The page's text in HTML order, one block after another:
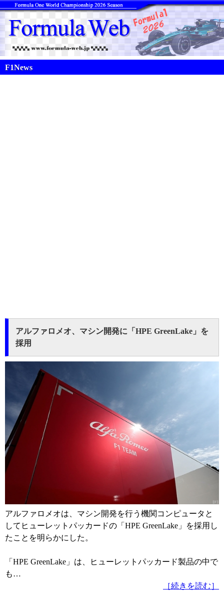
F1News
アルファロメオ、マシン開発に「HPE GreenLake」を
採用
アルファロメオは、マシン開発を行う機関コンピュータと
してヒューレットパッカードの「HPE GreenLake」を採用し
たことを明らかにした。
「HPE GreenLake」は、ヒューレットパッカード製品の中で
も…
［続きを読む］